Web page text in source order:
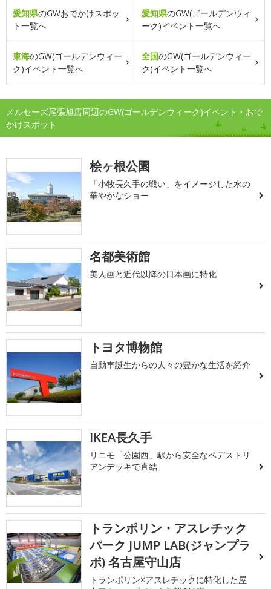
愛知県のGWおでかけスポッ
ト一覧へ
愛知県のGW(ゴールデンウィ
ーク)イベント一覧へ
東海のGW(ゴールデンウィー
ク)イベント一覧へ
全国のGW(ゴールデンウィー
ク)イベント一覧へ
メルセーズ尾張旭店周辺のGW(ゴールデンウィーク)イベント・おで
かけスポット
桧ヶ根公園
「小牧長久手の戦い」をイメージした水の
華やかなショー
名都美術館
美人画と近代以降の日本画に特化
トヨタ博物館
自動車誕生からの人々の豊かな生活を紹介
IKEA長久手
リニモ「公園西」駅から安全なペデストリ
アンデッキで直結
トランポリン・アスレチック
パーク JUMP LAB(ジャンプラ
ボ) 名古屋守山店
トランポリン×アスレチックに特化した屋